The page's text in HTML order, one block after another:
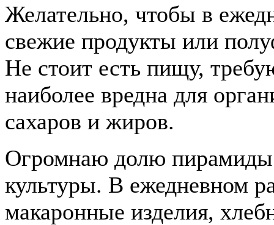
Желательно, чтобы в
свежие продукты или
Не стоит есть пищу,
наиболее вредна для
сахаров и жиров.
Огромнаю долю пирамиды
культуры. В ежедневном
макаронные изделия,